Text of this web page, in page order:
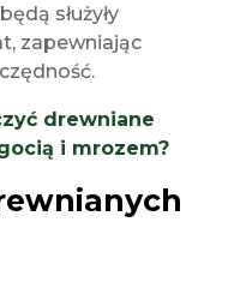
będą służyły
zapewniając
drewniane
i mrozem?